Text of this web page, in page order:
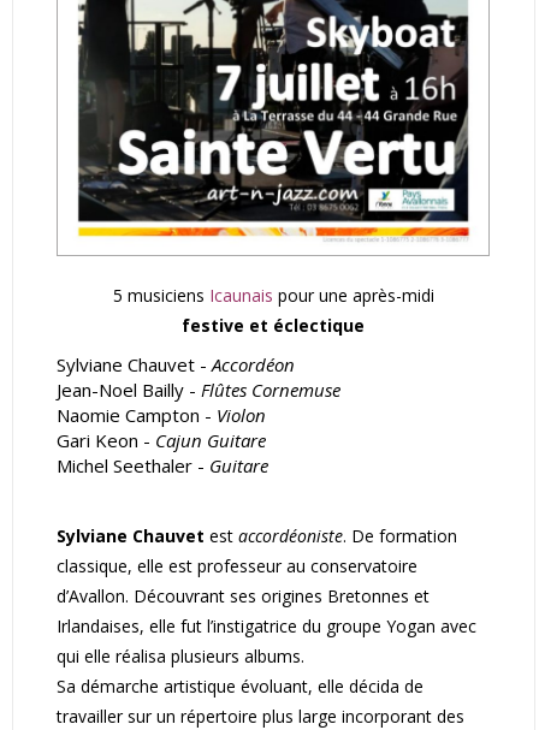
5 musiciens Icaunais pour une après-midi
festive et éclectique
Sylviane Chauvet -Accordéon
Jean-Noel Bailly - Flûtes Cornemuse
Naomie Campton - Violon
Gari Keon - Cajun Guitare
Michel Seethaler - Guitare
Sylviane Chauvet estaccordéoniste. De formation
classique, elle est professeur au conservatoire
d’Avallon. Découvrant ses origines Bretonnes et
Irlandaises, elle fut l’instigatrice du groupe Yogan avec
qui elle réalisa plusieurs albums.
Sa démarche artistique évoluant, elle décida de
travailler sur un répertoire plus large incorporant des